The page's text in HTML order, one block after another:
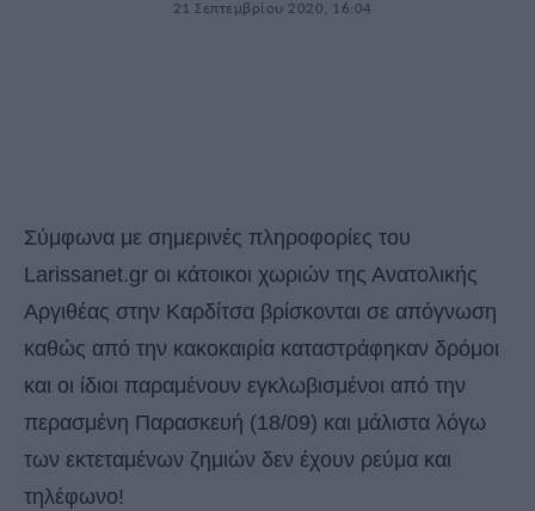
21 Σεπτεμβρίου 2020, 16:04
Σύμφωνα με σημερινές πληροφορίες του
Larissanet.gr οι κάτοικοι χωριών της Ανατολικής
Αργιθέας στην Καρδίτσα βρίσκονται σε απόγνωση
καθώς από την κακοκαιρία καταστράφηκαν δρόμοι
και οι ίδιοι παραμένουν εγκλωβισμένοι από την
περασμένη Παρασκευή (18/09) και μάλιστα λόγω
των εκτεταμένων ζημιών δεν έχουν ρεύμα και
τηλέφωνο!